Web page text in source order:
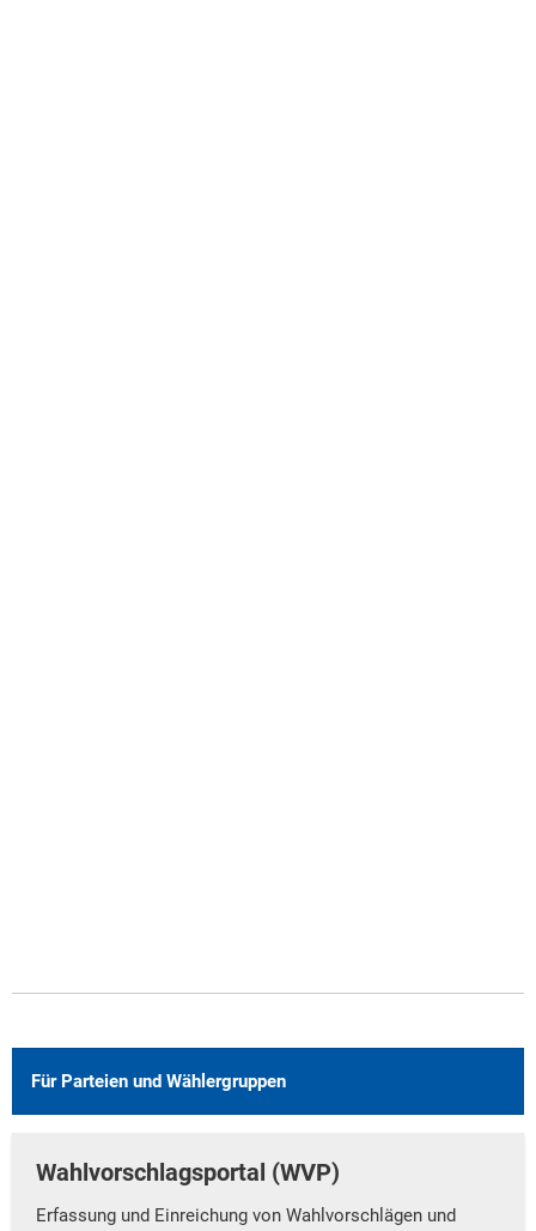
Für Parteien und Wählergruppen
Wahlvorschlagsportal (WVP)
Erfassung und Einreichung von Wahlvorschlägen und